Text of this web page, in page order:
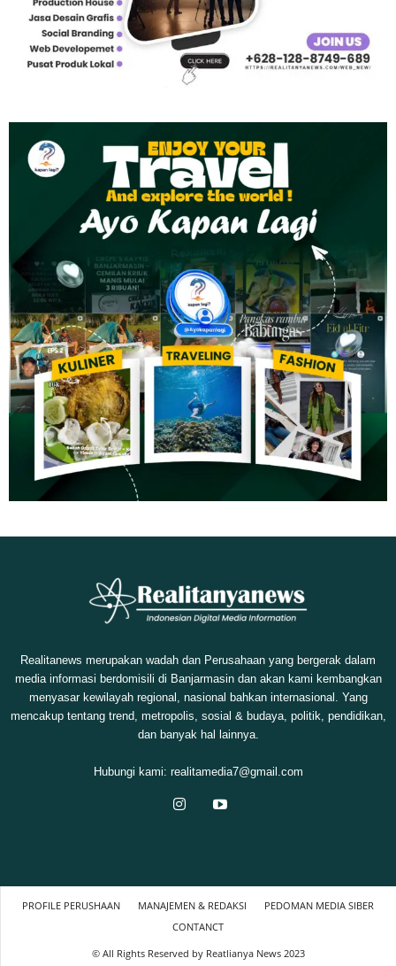
Realitanews merupakan wadah dan Perusahaan yang bergerak dalam
media informasi berdomisili di Banjarmasin dan akan kami kembangkan
menyasar kewilayah regional, nasional bahkan internasional. Yang
mencakup tentang trend, metropolis, sosial & budaya, politik, pendidikan,
dan banyak hal lainnya.
Hubungi kami: realitamedia7@gmail.com
PROFILE PERUSHAAN MANAJEMEN & REDAKSI
PEDOMAN MEDIA SIBER
CONTANCT
© All Rights Reserved by Reatlianya News 2023